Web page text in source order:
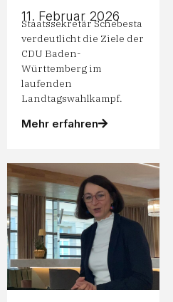
11. Februar 2026
Staatssekretär Schebesta
verdeutlicht die Ziele der
CDU Baden-
Württemberg im
laufenden
Landtagswahlkampf.
Mehr erfahren